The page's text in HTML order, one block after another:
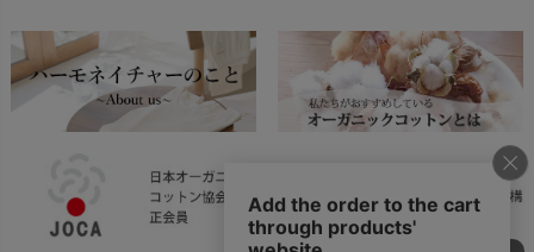
FAXでのご注文
お問い合わせchevron_right